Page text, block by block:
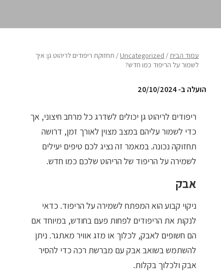
אקססוריז
עודפים
קטלוג צבעים
אודות
טיפים והמלצות
הצהרת נגישות
מדיניות פרטיות
התחבר / הרשם
עמוד הבית/
Uncategorized / תחזוקת ריפודים לריהוט גן: איך
לשמור על הריפוד כמו חדש?
הועלה ב- 20/10/2024
ריפודים לריהוט גן יכולים לשדרג כל מרחב חיצוני, אך
כדי לשמור עליהם במצב מצוין לאורך זמן, דרושה
תחזוקה נכונה. במאמר זה נציג לכם טיפים יעילים
לשמירה על הריפוד של הריהוט שלכם כמו חדש.
אבק
ניקוי קבוע הוא המפתח לשמירה על הריפוד. כדאי
לנקות את הריפודים לפחות פעם בחודש, במיוחד אם
הם חשופים לאבק, לכלוך או מזג אוויר מאתגר. ניתן
להשתמש בשואב אבק עם מברשת רכה כדי להסיר
אבק ולכלוך בקלות.